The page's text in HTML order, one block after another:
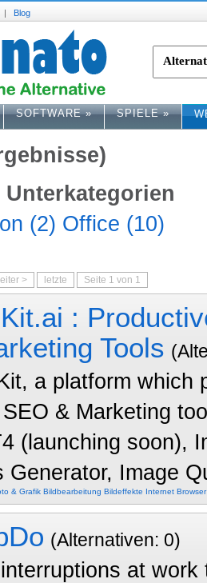
| Blog
SOFTWARE» SPIELE»
(2) Office (10)
> letzte Seite 1 von 1
:
Tools
a platform which
& Marketing
(launching soon),
Generator, Image
& Grafik Bildbearbeitung Bildeffekte Internet Browser
(Alternativen: 0)
at